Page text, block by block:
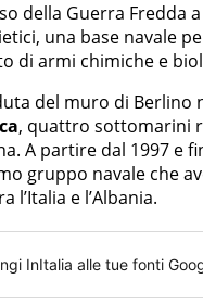
della Guerra Fredda
una base navale
di armi chimiche e
del muro di Berlino
, quattro sottomarini
A partire dal 1997 e
gruppo navale che
l’Italia e l’Albania.
InItalia alle tue fonti